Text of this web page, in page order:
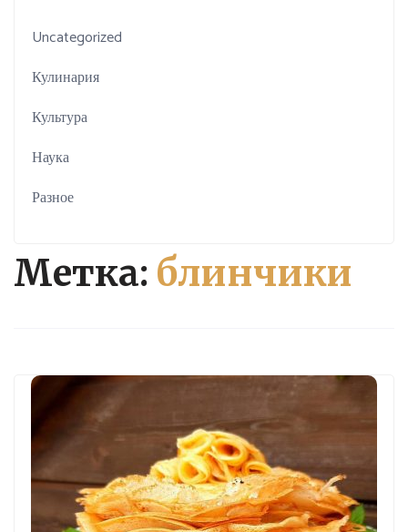
Метка: блинчики
Uncategorized
Кулинария
Культура
Наука
Разное